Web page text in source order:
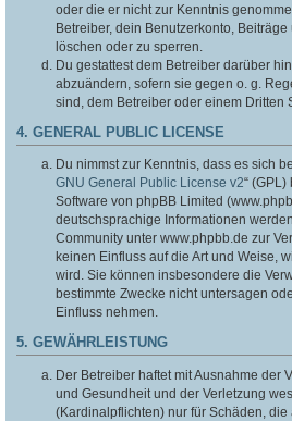
oder die er nicht zur Kenntnis
Betreiber, dein Benutzerkonto,
löschen oder zu sperren.
Du gestattest dem Betreiber darüber
abzuändern, sofern sie gegen o. g.
sind, dem Betreiber oder einem Dritten
4. GENERAL PUBLIC LICENSE
Du nimmst zur Kenntnis, dass es sich
GNU General Public License v2“
Software von phpBB Limited
deutschsprachige Informationen
Community unter www.phpbb.de zur
keinen Einfluss auf die Art und Weise,
wird. Sie können insbesondere die
bestimmte Zwecke nicht untersagen
Einfluss nehmen.
5. GEWÄHRLEISTUNG
Der Betreiber haftet mit Ausnahme der
und Gesundheit und der Verletzung
(Kardinalpflichten) nur für Schäden,